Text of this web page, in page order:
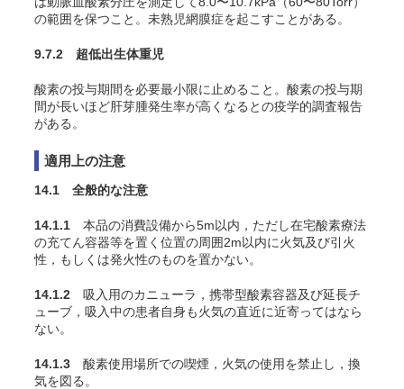
の範囲を保つこと。未熟児網膜症を起こすことがある 。
9.7.2 超低出生体重児
酸素の投与期間を必要最小限に止めること。酸素の投与期
間が長いほど肝芽腫発生率が高くなるとの疫学的調査報告
がある 。
適用上の注意
14.1 全般的な注意
14.1.1 本品の消費設備から5m以内，ただし在宅酸素療法
の充てん容器等を置く位置の周囲2m以内に火気及び引火
性，もしくは発火性のものを置かない。
14.1.2 吸入用のカニューラ，携帯型酸素容器及び延長チ
ューブ，吸入中の患者自身も火気の直近に近寄ってはなら
ない。
14.1.3 酸素使用場所での喫煙，火気の使用を禁止し，換
気を図る。